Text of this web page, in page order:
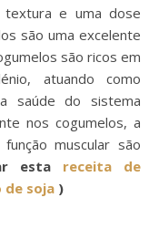
textura e uma dose
são uma excelente
são ricos em
atuando como
saúde do sistema
nos cogumelos, a
muscular são
esta receita de
de soja )